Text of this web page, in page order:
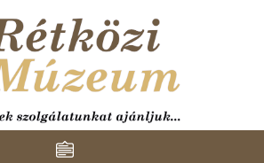
Toggle navigation